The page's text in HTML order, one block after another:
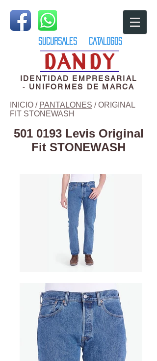
SUCURSALES CATALOGOS
IDENTIDAD EMPRESARIAL
- UNIFORMES DE MARCA
INICIO / PANTALONES / ORIGINAL
FIT STONEWASH
501 0193Levis Original
Fit STONEWASH